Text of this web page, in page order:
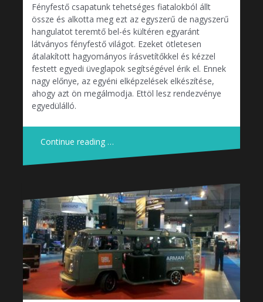
Fényfestő csapatunk tehetséges fiatalokból állt
össze és alkotta meg ezt az egyszerű de nagyszerű
hangulatot teremtő bel-és kültéren egyaránt
látványos fényfestő világot. Ezeket ötletesen
átalakított hagyományos írásvetítőkkel és kézzel
festett egyedi üveglapok segítségével érik el. Ennek
nagy előnye, az egyéni elképzelések elkészítése,
ahogy azt ön megálmodja. Ettöl lesz rendezvénye
egyedülálló.
Continue reading …